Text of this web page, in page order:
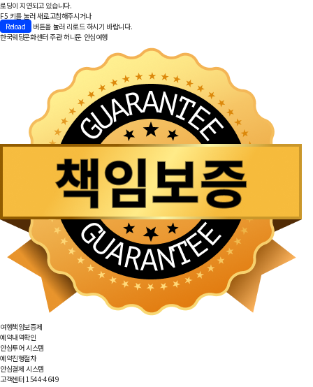
로딩이 지연되고 있습니다.
F5 키를 눌러 새로고침해주시거나
Reload
버튼을 눌러 리로드 하시기 바랍니다.
한국웨딩문화센터 주관허니문 안심여행
여행책임보증제
예약내역확인
안심투어 시스템
예약진행절차
안심결제 시스템
고객센터 1544-4649